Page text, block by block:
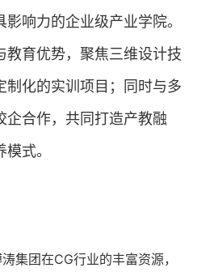
响力的企业级产业学院。
教育优势，聚焦三维设计技
制化的实训项目；同时与多
企合作，共同打造产教融
式。
集团在CG行业的丰富资源，